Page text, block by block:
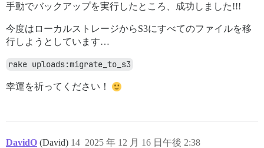
手動でバックアップを実行したところ、成功しました!!!
今度はローカルストレージからS3にすべてのファイルを移
行しようとしています…
rake uploads:migrate_to_s3
幸運を祈ってください！
DavidO (David) 2025 年 12 月 16 日午後 2:38
14